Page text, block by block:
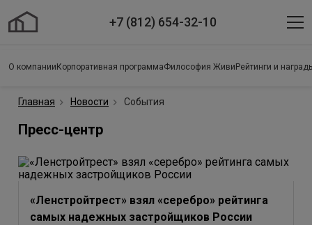
+7 (812) 654-32-10
О компании Корпоративная программаФилософия Живи Рейтинги и
Главная Новости События
Пресс-центр
«Ленстройтрест» взял «серебро» рейтинга
самых надежных застройщиков России